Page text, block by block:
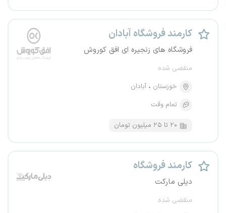
کارمند فروشگاه آبادان
فروشگاه های زنجیره ای افق کوروش
منقضی شده
خوزستان
آبادان
تمام وقت
۲۰ تا ۲۵ میلیون تومان
کارمند فروشگاه
دیلی مارکت
منقضی شده